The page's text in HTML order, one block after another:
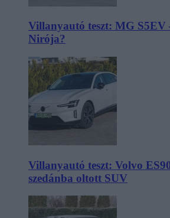
Villanyautó teszt: MG S5EV
Nirója?
Villanyautó teszt: Volvo
szedánba oltott SUV